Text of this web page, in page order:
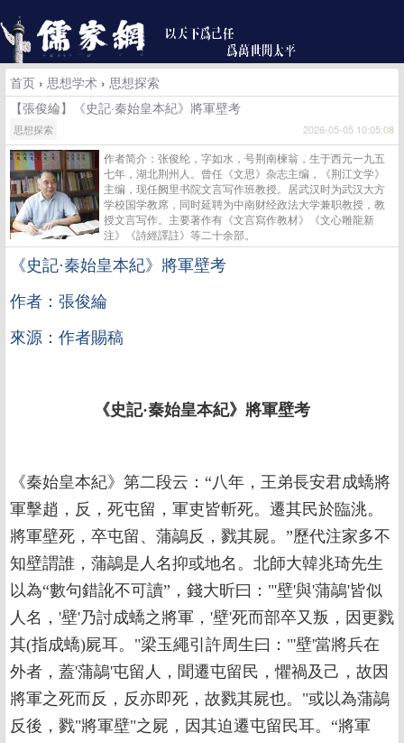
首页 › 思想学术 › 思想探索
【張俊綸】《史記·秦始皇本紀》將軍壁考
思想探索 2026-05-05 10:05:08
作者简介：张俊纶，字如水，号荆南楝翁，生于西元一九五
七年，湖北荆州人。曾任《文思》杂志主编，《荆江文学》
主编，现任阙里书院文言写作班教授。居武汉时为武汉大方
学校国学教席，同时延聘为中南财经政法大学兼职教授，教
授文言写作。主要著作有《文言寫作教材》《文心雕龍新
注》《詩經譯註》等二十余部。
《史記·秦始皇本紀》將軍壁考
作者：張俊綸
來源：作者賜稿
《史記·秦始皇本紀》將軍壁考
《秦始皇本紀》第二段云：“八年，王弟長安君成蟜將
軍擊趙，反，死屯留，軍吏皆斬死。遷其民於臨洮。
將軍壁死，卒屯留、蒲鶮反，戮其屍。”歷代注家多不
知壁謂誰，蒲鶮是人名抑或地名。北師大韓兆琦先生
以為“數句錯訛不可讀”，錢大昕曰："'壁'與'蒲鶮'皆似
人名，'壁'乃討成蟜之將軍，'壁'死而部卒又叛，因更戮
其(指成蟜)屍耳。"梁玉繩引許周生曰："'壁'當將兵在
外者，蓋'蒲鶮'屯留人，聞遷屯留民，懼禍及己，故因
將軍之死而反，反亦即死，故戮其屍也。"或以為蒲鶮
反後，戮"將軍壁"之屍，因其迫遷屯留民耳。“將軍